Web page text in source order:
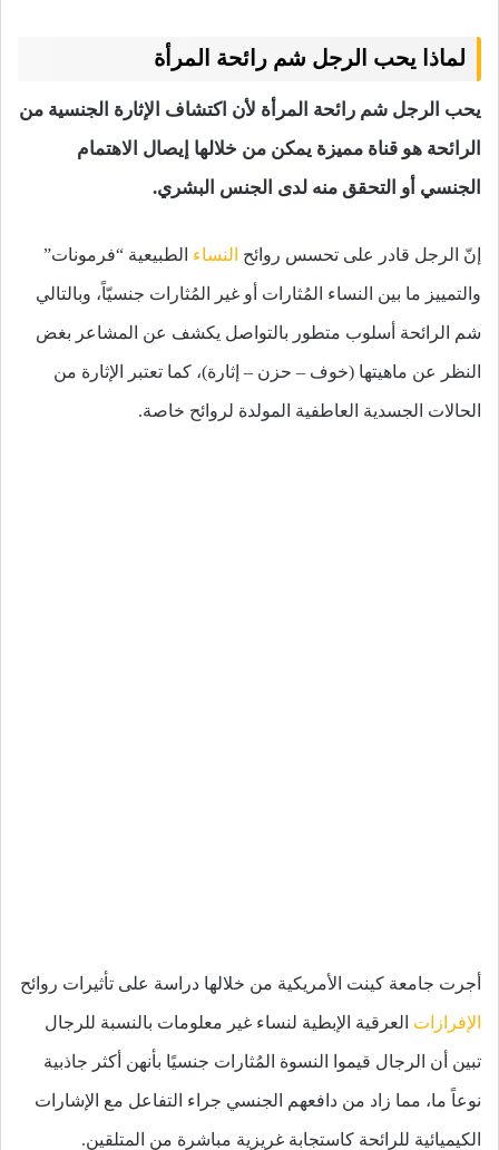
لماذا يحب الرجل شم رائحة المرأة
يحب الرجل شم رائحة المرأة لأن اكتشاف الإثارة الجنسية من
الرائحة هو قناة مميزة يمكن من خلالها إيصال الاهتمام
الجنسي أو التحقق منه لدى الجنس البشري.
إنّ الرجل قادر على تحسس روائح النساء الطبيعية “فرمونات”
والتمييز ما بين النساء المُثارات أو غير المُثارات جنسيّاً، وبالتالي
شم الرائحة أسلوب متطور بالتواصل يكشف عن المشاعر بغض
النظر عن ماهيتها (خوف – حزن – إثارة)، كما تعتبر الإثارة من
الحالات الجسدية العاطفية المولدة لروائح خاصة.
أجرت جامعة كينت الأمريكية من خلالها دراسة على تأثيرات روائح
الإفرازات العرقية الإبطية لنساء غير معلومات بالنسبة للرجال
تبين أن الرجال قيموا النسوة المُثارات جنسيًا بأنهن أكثر جاذبية
نوعاً ما، مما زاد من دافعهم الجنسي جراء التفاعل مع الإشارات
الكيميائية للرائحة كاستجابة غريزية مباشرة من المتلقين.